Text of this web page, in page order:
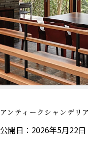
アンティークシャンデリ
公開日：2026年5月22日